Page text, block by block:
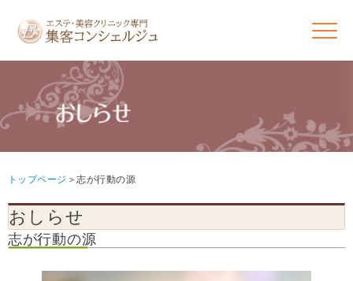
トップページ 志が行動の源
おしらせ
志が行動の源